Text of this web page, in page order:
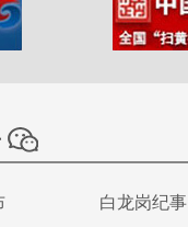
白龙岗纪事